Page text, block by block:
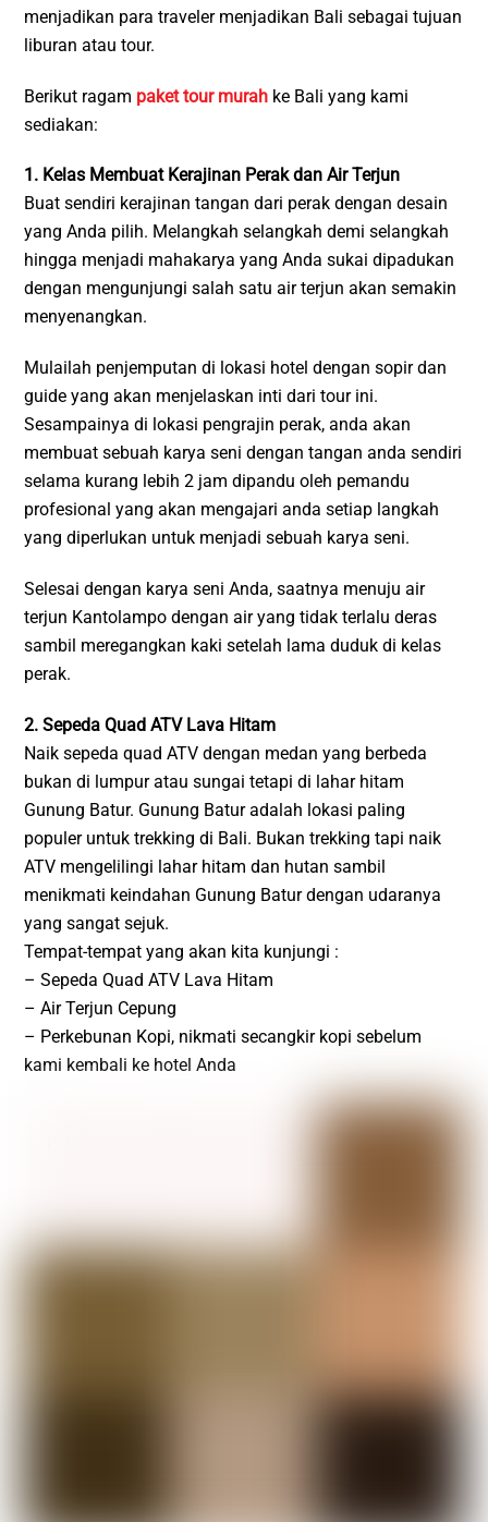
menjadikan para traveler menjadikan Bali sebagai tujuan
liburan atau tour.
Berikut ragam paket tour murah ke Bali yang kami
sediakan:
1. Kelas Membuat Kerajinan Perak dan Air Terjun
Buat sendiri kerajinan tangan dari perak dengan desain
yang Anda pilih. Melangkah selangkah demi selangkah
hingga menjadi mahakarya yang Anda sukai dipadukan
dengan mengunjungi salah satu air terjun akan semakin
menyenangkan.
Mulailah penjemputan di lokasi hotel dengan sopir dan
guide yang akan menjelaskan inti dari tour ini.
Sesampainya di lokasi pengrajin perak, anda akan
membuat sebuah karya seni dengan tangan anda sendiri
selama kurang lebih 2 jam dipandu oleh pemandu
profesional yang akan mengajari anda setiap langkah
yang diperlukan untuk menjadi sebuah karya seni.
Selesai dengan karya seni Anda, saatnya menuju air
terjun Kantolampo dengan air yang tidak terlalu deras
sambil meregangkan kaki setelah lama duduk di kelas
perak.
2. Sepeda Quad ATV Lava Hitam
Naik sepeda quad ATV dengan medan yang berbeda
bukan di lumpur atau sungai tetapi di lahar hitam
Gunung Batur. Gunung Batur adalah lokasi paling
populer untuk trekking di Bali. Bukan trekking tapi naik
ATV mengelilingi lahar hitam dan hutan sambil
menikmati keindahan Gunung Batur dengan udaranya
yang sangat sejuk.
Tempat-tempat yang akan kita kunjungi :
– Sepeda Quad ATV Lava Hitam
– Air Terjun Cepung
– Perkebunan Kopi, nikmati secangkir kopi sebelum
kami kembali ke hotel Anda